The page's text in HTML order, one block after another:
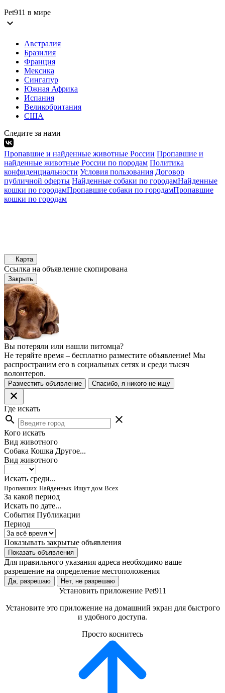
Pet911 в мире
expand_more
Австралия
Бразилия
Франция
Мексика
Сингапур
Южная Африка
Испания
Великобритания
США
Следите за нами
Пропавшие и найденные животные России Пропавшие и
найденные животные России по породам Политика
конфиденциальности Условия пользования Договор
публичной оферты Найденные собаки по городамНайденные
кошки по городамПропавшие собаки по городамПропавшие
кошки по городам
Карта
Ссылка на объявление скопирована
Закрыть
Вы потеряли или нашли питомца?
Не теряйте время – бесплатно разместите объявление! Мы
распространим его в социальных сетях и среди тысяч
волонтеров.
Разместить объявление Спасибо, я никого не ищу
Где искать
search close
Кого искать
Вид животного
Собака Кошка Другое...
Вид животного
Искать среди...
Пропавших Найденных Ищут дом Всех
За какой период
Искать по дате...
События Публикации
Период
Показывать закрытые объявления
Показать объявления
Для правильного указания адреса необходимо ваше
разрешение на определение местоположения
Да, разрешаю Нет, не разрешаю
Установить приложение Pet911
Установите это приложение на домашний экран для быстрого
и удобного доступа.
Просто коснитесь